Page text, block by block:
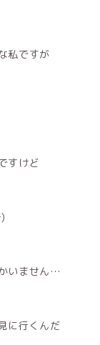
私ですが
すけど
いません…
に行くんだ